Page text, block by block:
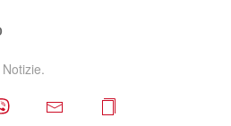
Notizie.